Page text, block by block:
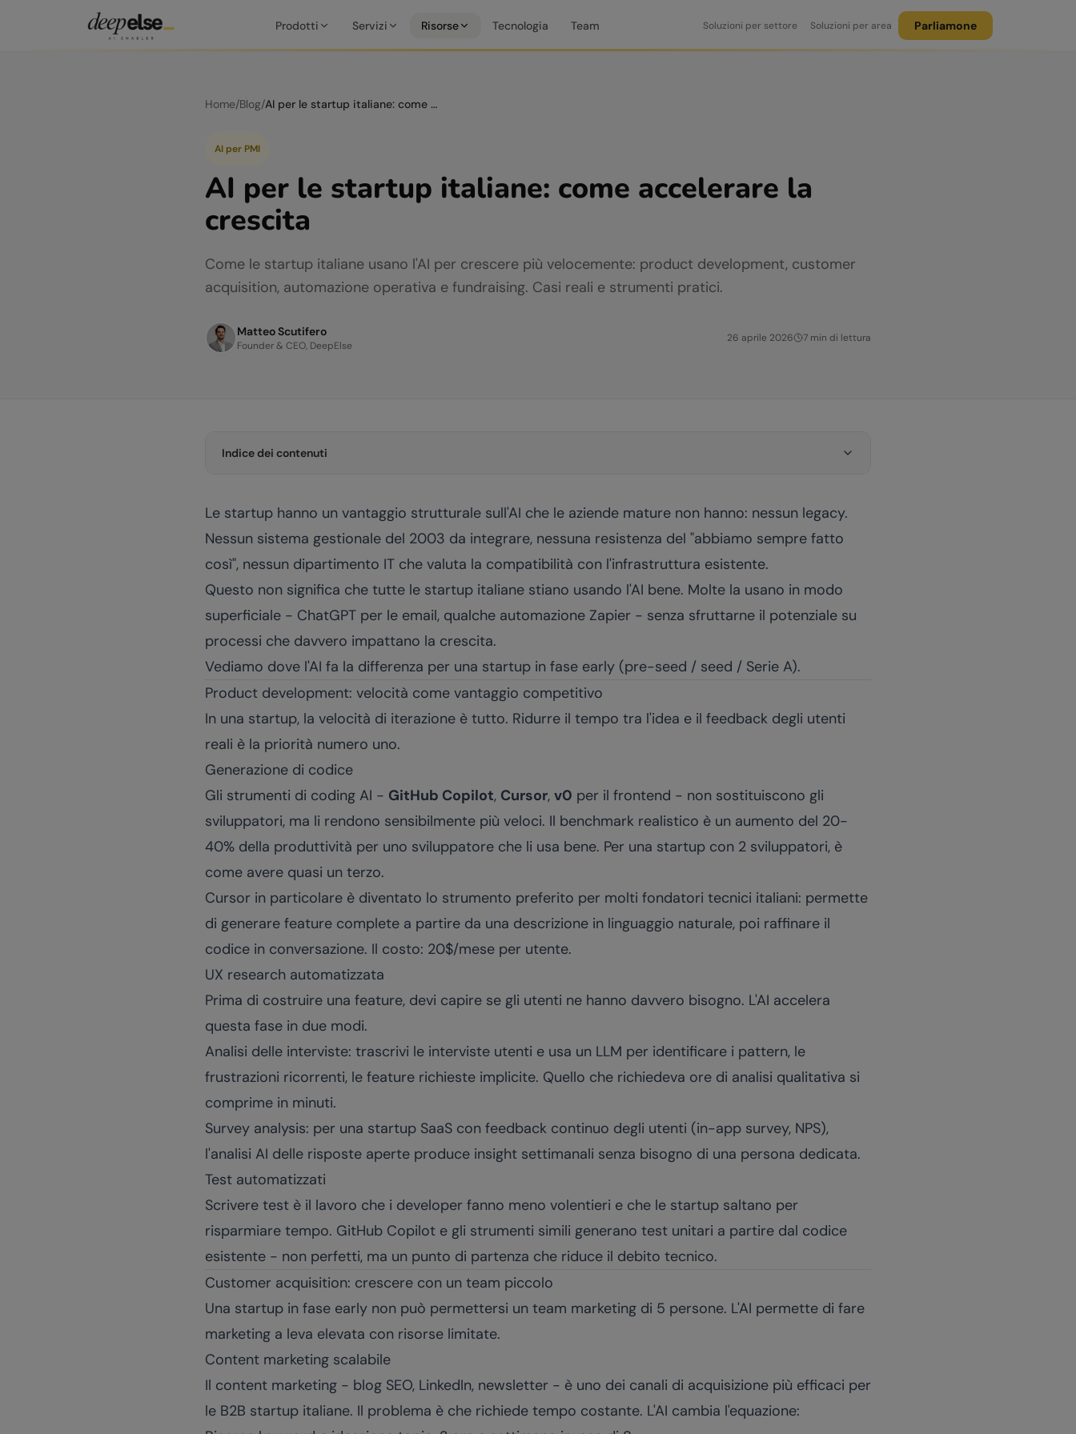
Prodotti Servizi Risorse Tecnologia Team Soluzioni per settore Soluzioni per area Parliamone
Home/Blog/ AI per le startup italiane: come accelerare la crescita
AI per PMI
AI per le startup italiane: come accelerare la
crescita
Come le startup italiane usano l'AI per crescere più velocemente: product development, customer
acquisition, automazione operativa e fundraising. Casi reali e strumenti pratici.
Matteo Scutifero
Founder & CEO, DeepElse
26 aprile 2026 7 min di lettura
Indice dei contenuti
Le startup hanno un vantaggio strutturale sull'AI che le aziende mature non hanno: nessun legacy.
Nessun sistema gestionale del 2003 da integrare, nessuna resistenza del "abbiamo sempre fatto
così", nessun dipartimento IT che valuta la compatibilità con l'infrastruttura esistente.
Questo non significa che tutte le startup italiane stiano usando l'AI bene. Molte la usano in modo
superficiale - ChatGPT per le email, qualche automazione Zapier - senza sfruttarne il potenziale su
processi che davvero impattano la crescita.
Vediamo dove l'AI fa la differenza per una startup in fase early (pre-seed / seed / Serie A).
Product development: velocità come vantaggio competitivo
In una startup, la velocità di iterazione è tutto. Ridurre il tempo tra l'idea e il feedback degli utenti
reali è la priorità numero uno.
Generazione di codice
Gli strumenti di coding AI - GitHub Copilot, Cursor, v0 per il frontend - non sostituiscono gli
sviluppatori, ma li rendono sensibilmente più veloci. Il benchmark realistico è un aumento del 20-
40% della produttività per uno sviluppatore che li usa bene. Per una startup con 2 sviluppatori, è
come avere quasi un terzo.
Cursor in particolare è diventato lo strumento preferito per molti fondatori tecnici italiani: permette
di generare feature complete a partire da una descrizione in linguaggio naturale, poi raffinare il
codice in conversazione. Il costo: 20$/mese per utente.
UX research automatizzata
Prima di costruire una feature, devi capire se gli utenti ne hanno davvero bisogno. L'AI accelera
questa fase in due modi.
Analisi delle interviste: trascrivi le interviste utenti e usa un LLM per identificare i pattern, le
frustrazioni ricorrenti, le feature richieste implicite. Quello che richiedeva ore di analisi qualitativa si
comprime in minuti.
Survey analysis: per una startup SaaS con feedback continuo degli utenti (in-app survey, NPS),
l'analisi AI delle risposte aperte produce insight settimanali senza bisogno di una persona dedicata.
Test automatizzati
Scrivere test è il lavoro che i developer fanno meno volentieri e che le startup saltano per
risparmiare tempo. GitHub Copilot e gli strumenti simili generano test unitari a partire dal codice
esistente - non perfetti, ma un punto di partenza che riduce il debito tecnico.
Customer acquisition: crescere con un team piccolo
Una startup in fase early non può permettersi un team marketing di 5 persone. L'AI permette di fare
marketing a leva elevata con risorse limitate.
Content marketing scalabile
Il content marketing - blog SEO, LinkedIn, newsletter - è uno dei canali di acquisizione più efficaci per
le B2B startup italiane. Il problema è che richiede tempo costante. L'AI cambia l'equazione: